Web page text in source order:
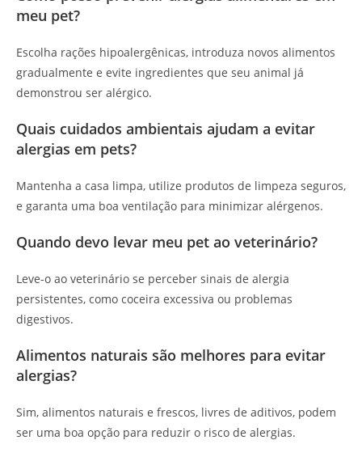
meu pet?
Escolha rações hipoalergênicas, introduza novos alimentos
gradualmente e evite ingredientes que seu animal já
demonstrou ser alérgico.
Quais cuidados ambientais ajudam a evitar
alergias em pets?
Mantenha a casa limpa, utilize produtos de limpeza seguros,
e garanta uma boa ventilação para minimizar alérgenos.
Quando devo levar meu pet ao veterinário?
Leve-o ao veterinário se perceber sinais de alergia
persistentes, como coceira excessiva ou problemas
digestivos.
Alimentos naturais são melhores para evitar
alergias?
Sim, alimentos naturais e frescos, livres de aditivos, podem
ser uma boa opção para reduzir o risco de alergias.